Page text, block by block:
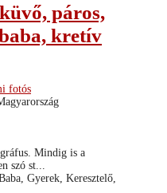
páros,
kretív
fotós
Mindig is a
szó st...
Gyerek, Keresztelő,